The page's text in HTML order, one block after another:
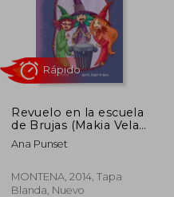
dcto.
Rápido
Revuelo en la escuela
de Brujas (Makia Vela
8)
Ana Punset
MONTENA, 2014, Tapa
Blanda, Nuevo